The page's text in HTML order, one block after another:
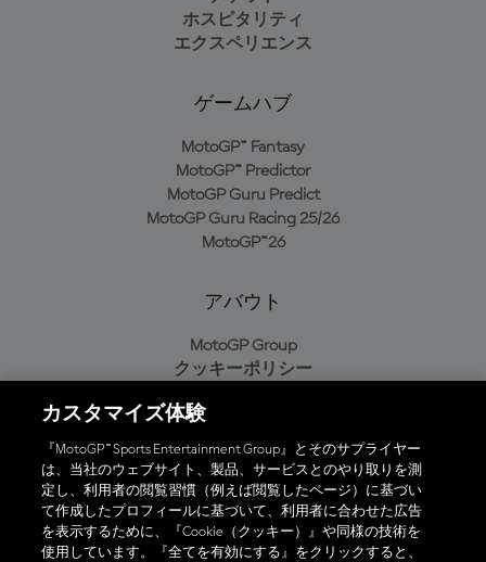
ホスピタリティ
エクスペリエンス
ゲームハブ
MotoGP™ Fantasy
MotoGP™ Predictor
MotoGP Guru Predict
MotoGP Guru Racing 25/26
MotoGP™26
アバウト
MotoGP Group
クッキーポリシー
プライバシーポリシー
購入ポリシー
オフィシャルアプリ
カスタマイズ体験
『MotoGP™ Sports Entertainment Group』とそのサプライヤー
は、当社のウェブサイト、製品、サービスとのやり取りを測
定し、利用者の閲覧習慣（例えば閲覧したページ）に基づい
て作成したプロフィールに基づいて、利用者に合わせた広告
を表示するために、『Cookie（クッキー）』や同様の技術を
使用しています。『全てを有効にする』をクリックすると、